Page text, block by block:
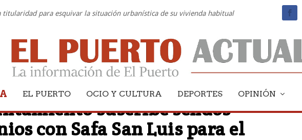
titularidad para esquivar la situación urbanística de su vivienda habitual
EL PUERTO OCIO Y CULTURA DEPORTES OPINIÓN
suscribe sendos
con Safa San Luis para el